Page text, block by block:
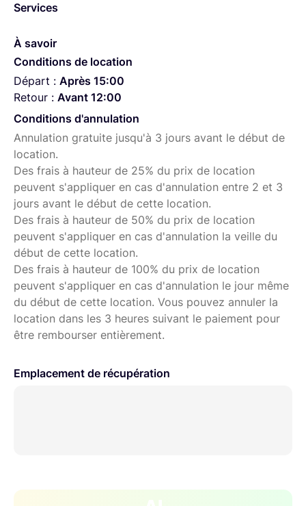
qualité d'image et une sensibilité élevée. Elle se
un contrôle fluide et précis de l'exposition. Son design
ergonomique avec une poignée réglable et un écran LCD
orientable facilite les prises de vue sur l'épaule. Elle
dispose d'une monture E et supporte l'enregistrement en
10-bit 4:2:2. La Mark II apporte des améliorations par
rapport à son prédécesseur, notamment un mécanisme
de verrouillage de l'objectif plus robuste et des boutons
de commande améliorés. C'est une caméra
professionnelle offrant un excellent équilibre entre
qualité d'image, fonctionnalités et ergonomie.
Services
À savoir
Conditions de location
Départ : Après 15:00
Retour : Avant 12:00
Conditions d'annulation
Annulation gratuite jusqu'à 3 jours avant le début de
location.
Des frais à hauteur de 25% du prix de location
peuvent s'appliquer en cas d'annulation entre 2 et 3
jours avant le début de cette location.
Des frais à hauteur de 50% du prix de location
peuvent s'appliquer en cas d'annulation la veille du
début de cette location.
Des frais à hauteur de 100% du prix de location
peuvent s'appliquer en cas d'annulation le jour même
du début de cette location. Vous pouvez annuler la
location dans les 3 heures suivant le paiement pour
être rembourser entièrement.
Emplacement de récupération